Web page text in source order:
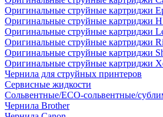
Оригинальные струйные картриджи
Оригинальные струйные картриджи
Оригинальные струйные картриджи
Оригинальные струйные картриджи
Оригинальные струйные картриджи
Оригинальные струйные картриджи
Чернила для струйных принтеров
Сервисные жидкости
Сольвентные/ECO-сольвентные/
Чернила Brother